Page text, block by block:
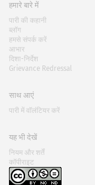
हमारे बारे में
पारी की कहानी
ब्लॉग
हमसे संपर्क करें
आभार
दिशा-निर्देश
Grievance Redressal
साथ आएं
पारी में वॉलंटियर करें
यह भी देखें
नियम और शर्तें
कॉपीराइट